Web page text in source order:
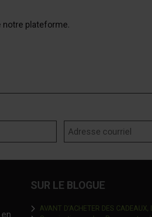
notre plateforme.
SUR LE BLOGUE
AVANT D’ACHETER DES CADEAUX,